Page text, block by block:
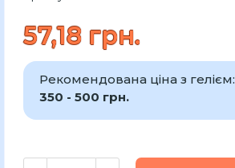
57,18 грн.
Рекомендована ціна з гелієм:
350 - 500 грн.